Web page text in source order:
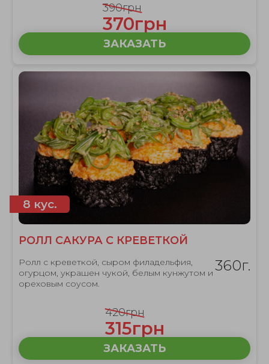
390грн
370грн
ЗАКАЗАТЬ
8 кус.
РОЛЛ САКУРА С КРЕВЕТКОЙ
Ролл с креветкой, сыром филадельфия,
огурцом, украшен чукой, белым кунжутом и
ореховым соусом.
360г.
420грн
315грн
ЗАКАЗАТЬ